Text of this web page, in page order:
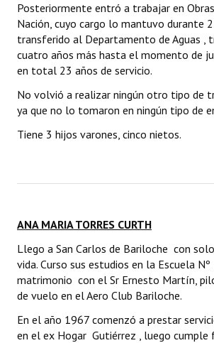
Posteriormente entró a trabajar en
Nación, cuyo cargo lo mantuvo durante
transferido al Departamento de Aguas ,
cuatro años más hasta el momento de
en total 23 años de servicio.
No volvió a realizar ningún otro tipo de
ya que no lo tomaron en ningún tipo de
Tiene 3 hijos varones, cinco nietos.
ANA MARIA TORRES CURTH
Llego a San Carlos de Bariloche con
vida. Curso sus estudios en la Escuela
matrimonio con el Sr Ernesto Martín,
de vuelo en el Aero Club Bariloche.
En el año 1967 comenzó a prestar
en el ex Hogar Gutiérrez , luego cumple